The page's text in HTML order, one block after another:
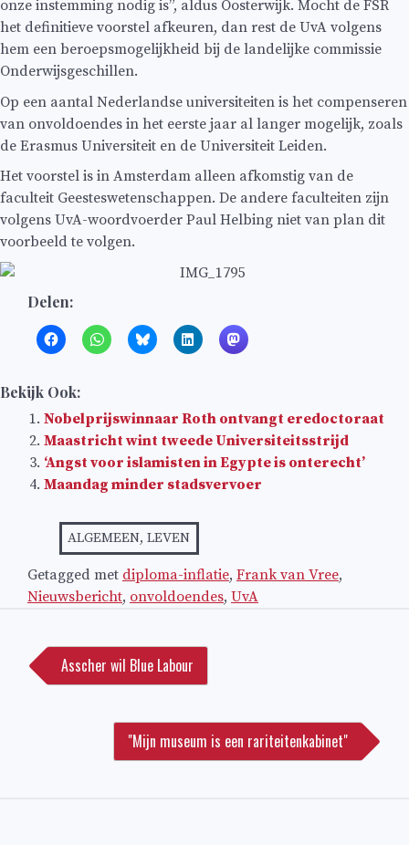
onze instemming nodig is”, aldus Oosterwijk. Mocht de FSR
het definitieve voorstel afkeuren, dan rest de UvA volgens
hem een beroepsmogelijkheid bij de landelijke commissie
Onderwijsgeschillen.
Op een aantal Nederlandse universiteiten is het compenseren
van onvoldoendes in het eerste jaar al langer mogelijk, zoals
de Erasmus Universiteit en de Universiteit Leiden.
Het voorstel is in Amsterdam alleen afkomstig van de
faculteit Geesteswetenschappen. De andere faculteiten zijn
volgens UvA-woordvoerder Paul Helbing niet van plan dit
voorbeeld te volgen.
Delen:
Bekijk Ook:
Nobelprijswinnaar Roth ontvangt eredoctoraat
Maastricht wint tweede Universiteitsstrijd
‘Angst voor islamisten in Egypte is onterecht’
Maandag minder stadsvervoer
ALGEMEEN,LEVEN
Getagged met diploma-inflatie, Frank van Vree,
Nieuwsbericht, onvoldoendes, UvA
navigatie
Asscher wil Blue Labour
"Mijn museum is een rariteitenkabinet"